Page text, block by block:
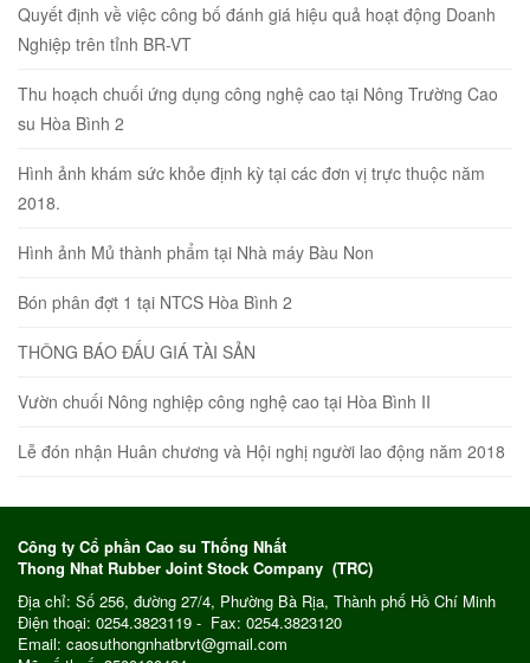
Quyết định về việc công bố đánh giá hiệu quả hoạt động Doanh
Nghiệp trên tỉnh BR-VT
Thu hoạch chuối ứng dụng công nghệ cao tại Nông Trường Cao
su Hòa Bình 2
Hình ảnh khám sức khỏe định kỳ tại các đơn vị trực thuộc năm
2018.
Hình ảnh Mủ thành phẩm tại Nhà máy Bàu Non
Bón phân đợt 1 tại NTCS Hòa Bình 2
THÔNG BÁO ĐẤU GIÁ TÀI SẢN
Vườn chuối Nông nghiệp công nghệ cao tại Hòa Bình II
Lễ đón nhận Huân chương và Hội nghị người lao động năm 2018
Công ty Cổ phần Cao su Thống Nhất
Thong Nhat Rubber Joint Stock Company (TRC)
Địa chỉ: Số 256, đường 27/4, Phường Bà Rịa, Thành phố Hồ Chí Minh
Điện thoại: 0254.3823119 - Fax: 0254.3823120
Email: caosuthongnhatbrvt@gmail.com